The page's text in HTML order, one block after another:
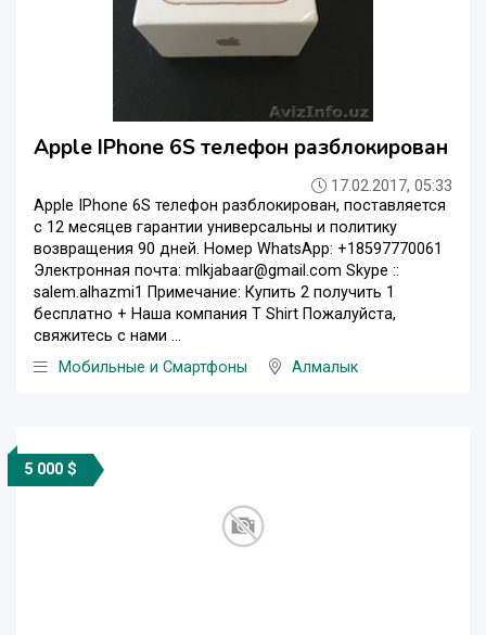
Apple IPhone 6S телефон разблокирован
17.02.2017, 05:33
Apple IPhone 6S телефон разблокирован, поставляется
с 12 месяцев гарантии универсальны и политику
возвращения 90 дней. Номер WhatsApp: +18597770061
Электронная почта: mlkjabaar@gmail.com Skype ::
salem.alhazmi1 Примечание: Купить 2 получить 1
бесплатно + Наша компания T Shirt Пожалуйста,
свяжитесь с нами ...
Мобильные и Смартфоны
Алмалык
5 000 $